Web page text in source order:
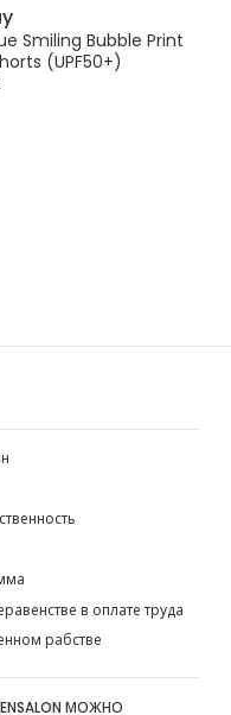
Smiling Bubble Print
(UPF50+)
в оплате труда
рабстве
МОЖНО